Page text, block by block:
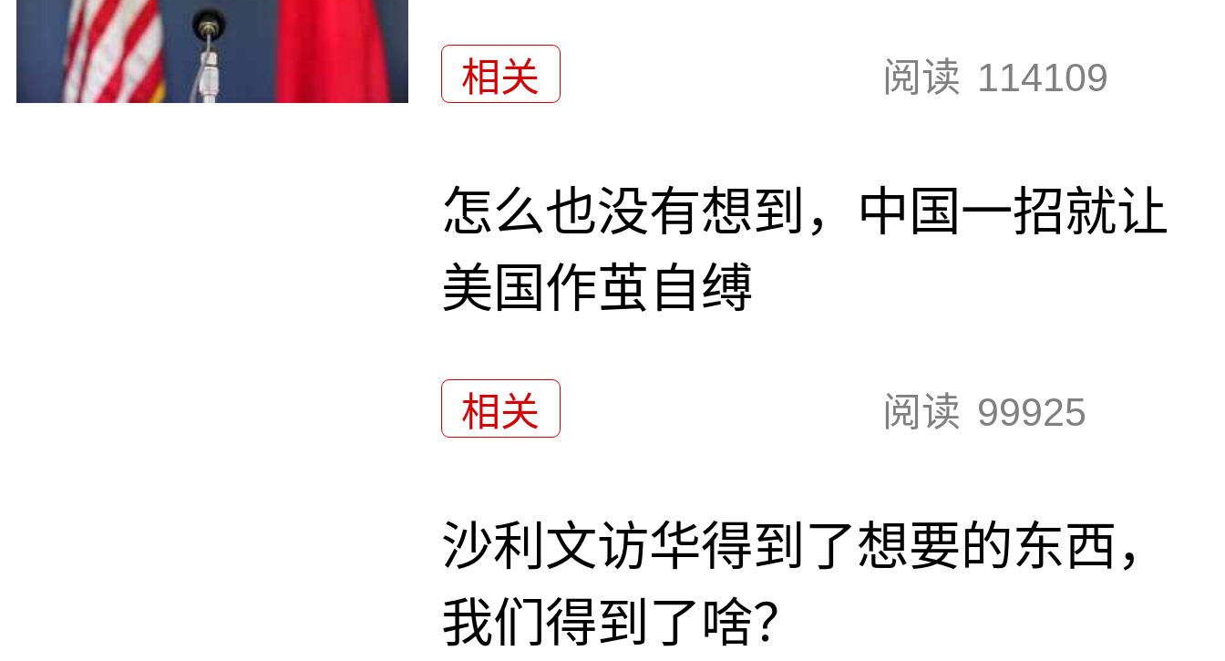
相关 阅读 114109
怎么也没有想到，中国一招就让
美国作茧自缚
相关 阅读 99925
沙利文访华得到了想要的东西，
我们得到了啥？